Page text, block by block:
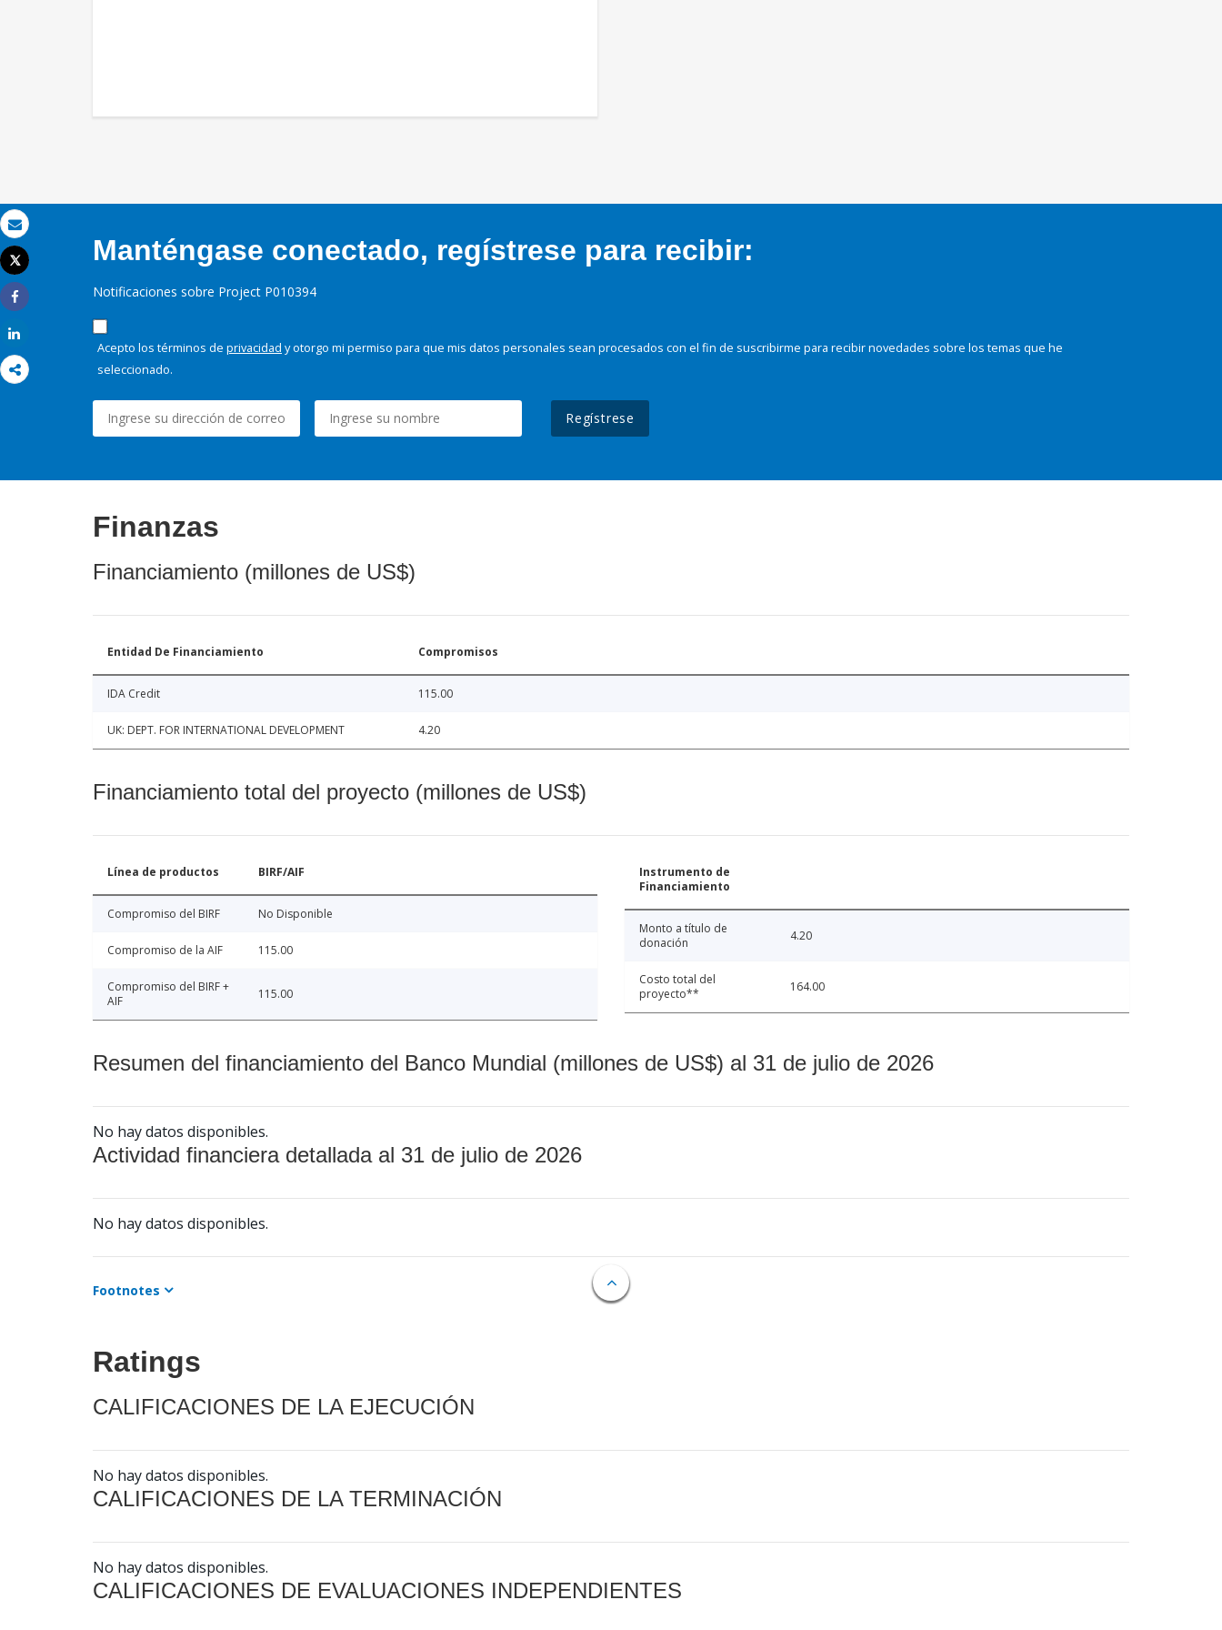
Correo electrónico
Imprimir
Tweet
Share
Manténgase conectado, regístrese para recibir:
Notificaciones sobre Project P010394
Acepto los términos de privacidad y otorgo mi permiso para que mis datos personales sean procesados con el fin de suscribirme para recibir novedades sobre los temas que he
seleccionado.
Regístrese
Finanzas
Financiamiento (millones de US$)
Entidad De Financiamiento Compromisos
IDA Credit 115.00
UK: DEPT. FOR INTERNATIONAL DEVELOPMENT 4.20
Financiamiento total del proyecto (millones de US$)
Línea de productos BIRF/AIF
Compromiso del BIRF No Disponible
Compromiso de la AIF 115.00
Compromiso del BIRF +
AIF
115.00
Instrumento de
Financiamiento
Monto a título de
donación
4.20
Costo total del
proyecto**
164.00
Resumen del financiamiento del Banco Mundial (millones de US$) al 31 de julio de 2026
No hay datos disponibles.
Actividad financiera detallada al 31 de julio de 2026
No hay datos disponibles.
Footnotes
Ratings
CALIFICACIONES DE LA EJECUCIÓN
No hay datos disponibles.
CALIFICACIONES DE LA TERMINACIÓN
No hay datos disponibles.
CALIFICACIONES DE EVALUACIONES INDEPENDIENTES